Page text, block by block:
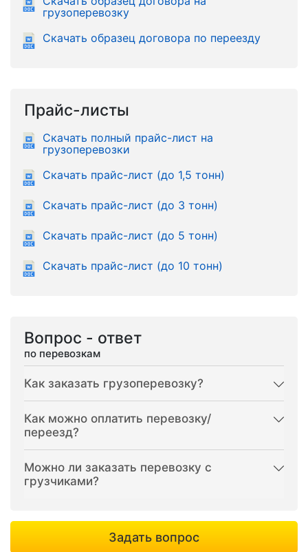
грузоперевозку
Скачать образец договора по переезду
Прайс-листы
Скачать полный прайс-лист на
грузоперевозки
Скачать прайс-лист (до 1,5 тонн)
Скачать прайс-лист (до 3 тонн)
Скачать прайс-лист (до 5 тонн)
Скачать прайс-лист (до 10 тонн)
Вопрос - ответ
по перевозкам
Как заказать грузоперевозку?
Как можно оплатить перевозку/
переезд?
Можно ли заказать перевозку с
грузчиками?
Задать вопрос